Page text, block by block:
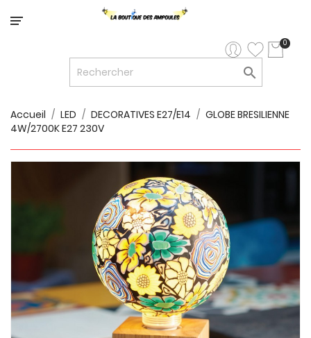
Catégorie
12V/24V
LUMINAIRES
INTERIEURS
AMPOULES
ET
LUMINAIRES
CONNECTES
0

Accueil LED DECORATIVES E27/E14
GLOBE BRESILIENNE
4W/2700K E27 230V